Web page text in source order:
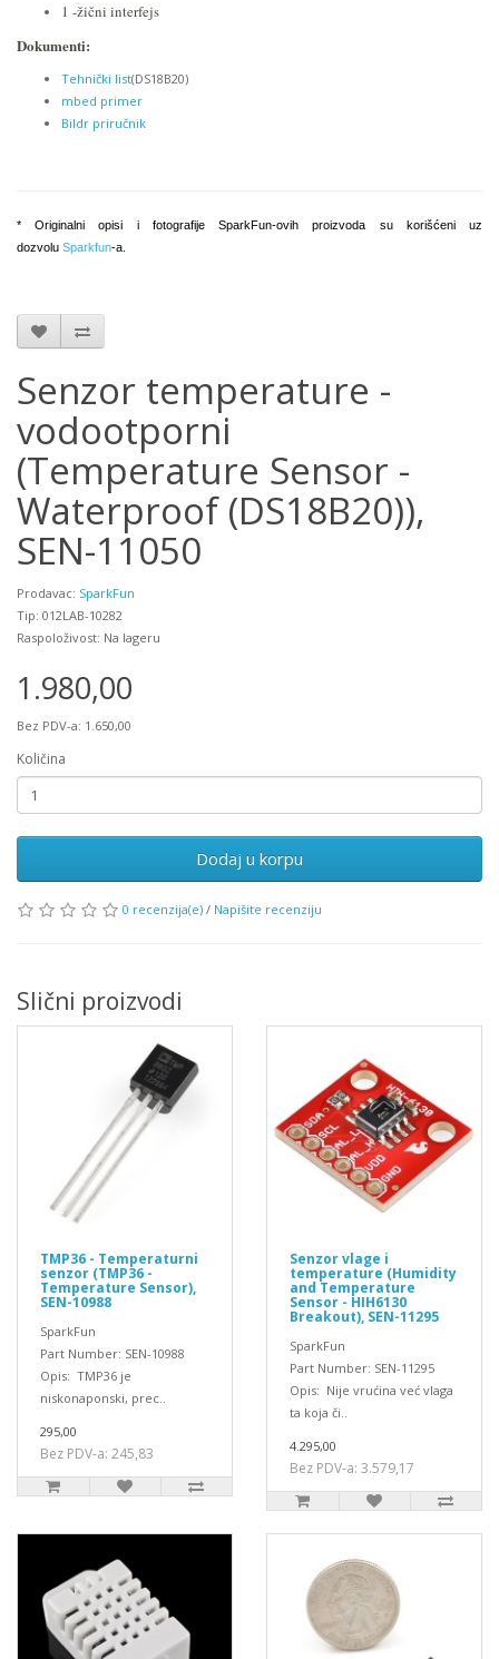
1 -žični interfejs
Dokumenti:
Tehnički list(DS18B20)
mbed primer
Bildr priručnik
* Originalni opisi i fotografije SparkFun-ovih proizvoda su korišćeni uz
dozvolu Sparkfun-a.
Senzor temperature -
vodootporni
(Temperature Sensor -
Waterproof (DS18B20)),
SEN-11050
Prodavac: SparkFun
Tip: 012LAB-10282
Raspoloživost: Na lageru
1.980,00
Bez PDV-a: 1.650,00
Količina
Dodaj u korpu
0 recenzija(e) / Napišite recenziju
Slični proizvodi
TMP36 - Temperaturni
senzor (TMP36 -
Temperature Sensor),
SEN-10988
SparkFun
Part Number: SEN-10988
Opis: TMP36 je
niskonaponski, prec..
295,00
Bez PDV-a: 245,83
Senzor vlage i
temperature (Humidity
and Temperature
Sensor - HIH6130
Breakout), SEN-11295
SparkFun
Part Number: SEN-11295
Opis: Nije vrućina već vlaga
ta koja či..
4.295,00
Bez PDV-a: 3.579,17